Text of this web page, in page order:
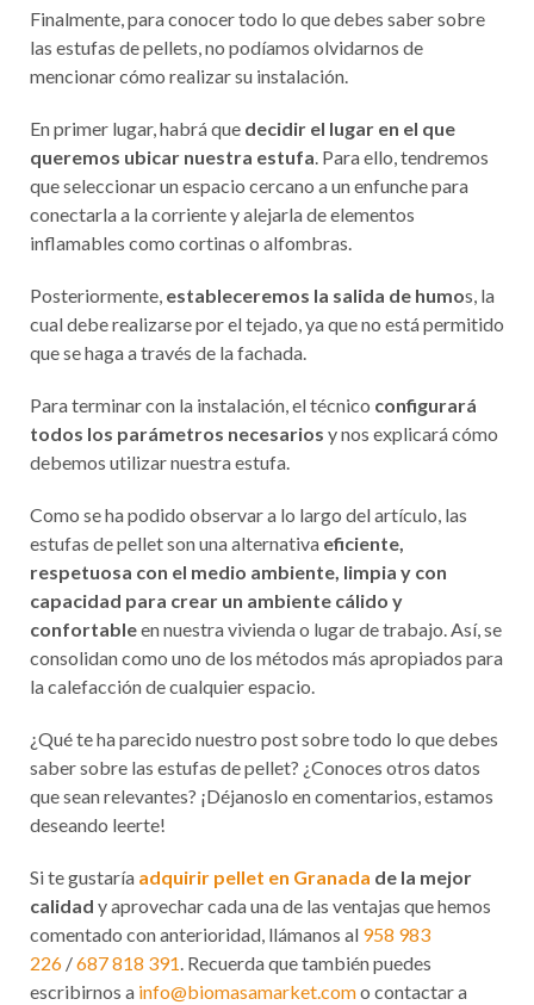
Finalmente, para conocer todo lo que debes saber sobre
las estufas de pellets, no podíamos olvidarnos de
mencionar cómo realizar su instalación.
En primer lugar, habrá que decidir el lugar en el que
queremos ubicar nuestra estufa. Para ello, tendremos
que seleccionar un espacio cercano a un enfunche para
conectarla a la corriente y alejarla de elementos
inflamables como cortinas o alfombras.
Posteriormente, estableceremos la salida de humos, la
cual debe realizarse por el tejado, ya que no está permitido
que se haga a través de la fachada.
Para terminar con la instalación, el técnico configurará
todos los parámetros necesarios y nos explicará cómo
debemos utilizar nuestra estufa.
Como se ha podido observar a lo largo del artículo, las
estufas de pellet son una alternativa eficiente,
respetuosa con el medio ambiente, limpia y con
capacidad para crear un ambiente cálido y
confortableen nuestra vivienda o lugar de trabajo. Así, se
consolidan como uno de los métodos más apropiados para
la calefacción de cualquier espacio.
¿Qué te ha parecido nuestro post sobre todo lo que debes
saber sobre las estufas de pellet? ¿Conoces otros datos
que sean relevantes? ¡Déjanoslo en comentarios, estamos
deseando leerte!
Si te gustaría adquirir pellet en Granada de la mejor
calidad y aprovechar cada una de las ventajas que hemos
comentado con anterioridad, llámanos al 958 983
226 /687 818 391. Recuerda que también puedes
escribirnos a info@biomasamarket.como contactar a